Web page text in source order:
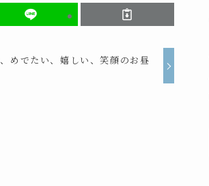
めでたい、嬉しい、笑顔のお昼